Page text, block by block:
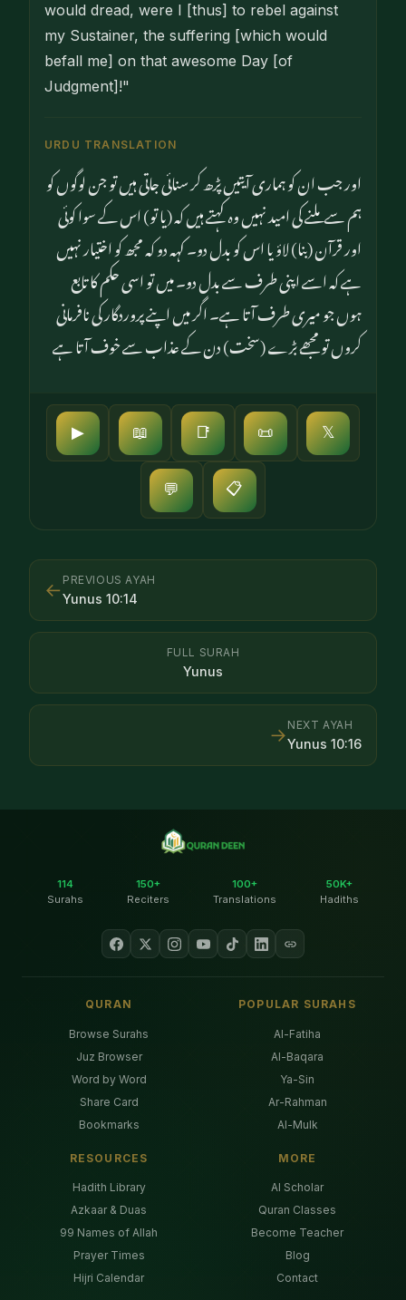
would dread, were I [thus] to rebel against
my Sustainer, the suffering [which would
befall me] on that awesome Day [of
Judgment]!"
URDU TRANSLATION
اور جب ان کو ہماری آیتیں پڑھ کر سنائی جاتی ہیں تو جن لوگوں کو
ہم سے ملنے کی امید نہیں وہ کہتے ہیں کہ (یا تو) اس کے سوا کوئی
اور قرآن (بنا) لاؤ یا اس کو بدل دو۔ کہہ دو کہ مجھ کو اختیار نہیں
ہے کہ اسے اپنی طرف سے بدل دو۔ میں تو اسی حکم کا تابع
ہوں جو میری طرف آتا ہے۔ اگر میں اپنے پروردگار کی نافرمانی
کروں تو مجھے بڑے (سخت) دن کے عذاب سے خوف آتا ہے
▶ 📖 📑 📜 𝕏
💬 📋
← PREVIOUS AYAH
Yunus 10:14
FULL SURAH
Yunus
NEXT AYAH
Yunus 10:16
→
114
Surahs
150+
Reciters
100+
Translations
50K+
Hadiths
QURAN
Browse Surahs
Juz Browser
Word by Word
Share Card
Bookmarks
POPULAR SURAHS
Al-Fatiha
Al-Baqara
Ya-Sin
Ar-Rahman
Al-Mulk
RESOURCES
Hadith Library
Azkaar & Duas
99 Names of Allah
Prayer Times
Hijri Calendar
MORE
AI Scholar
Quran Classes
Become Teacher
Blog
Contact